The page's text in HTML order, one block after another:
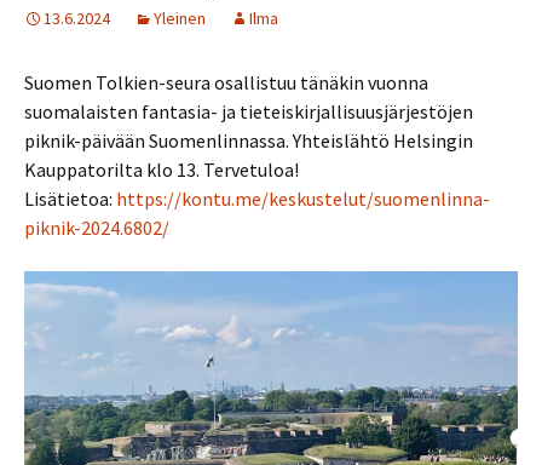
13.6.2024 Yleinen Ilma
Suomen Tolkien-seura osallistuu tänäkin vuonna
suomalaisten fantasia- ja tieteiskirjallisuusjärjestöjen
piknik-päivään Suomenlinnassa. Yhteislähtö Helsingin
Kauppatorilta klo 13. Tervetuloa!
Lisätietoa: https://kontu.me/keskustelut/suomenlinna-
piknik-2024.6802/